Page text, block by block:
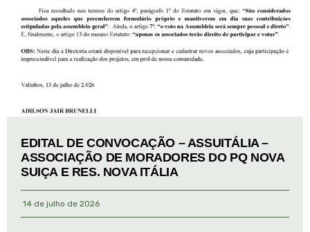
EDITAL DE CONVOCAÇÃO – ASSUITÁLIA –
ASSOCIAÇÃO DE MORADORES DO PQ NOVA
SUIÇA E RES. NOVA ITÁLIA
14 de julho de 2026